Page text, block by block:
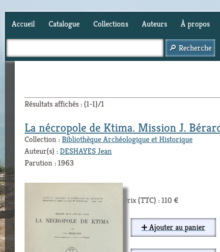
Accueil Catalogue Collections Auteurs À propos
Résultats affichés : (1-1)/1
La nécropole de Ktima. Mission J.
Collection :Bibliothèque Archéologique et Historique
Auteur(s) :DESHAYES Jean
Parution : 1963
Prix (TTC) : 110 €
➕ Ajouter au panier